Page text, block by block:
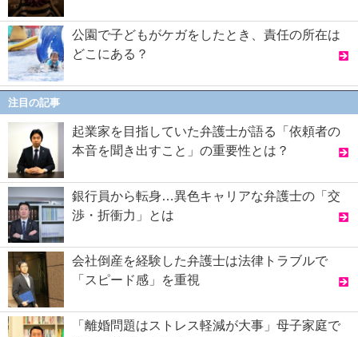
公園で子どもがケガをしたとき、責任の所在は
どこにある？
注目の記事
起業家を目指していた弁護士が語る「依頼者の
本音を聞き出すこと」の重要性とは？
銀行員から転身…異色キャリアな弁護士の「交
渉・折衝力」とは
会社倒産を経験した弁護士は法律トラブルで
「スピード感」を重視
「離婚問題はストレス軽減が大事」母子家庭で